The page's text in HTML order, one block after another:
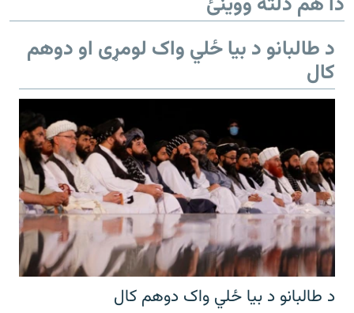
د طالبانو د بیا ځلي واک لومړی او دوهم
کال
د طالبانو د بیا ځلي واک دوهم کال